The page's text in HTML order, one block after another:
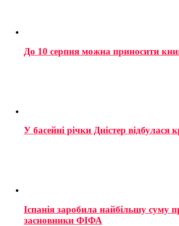
До 10 серпня можна приносити
У басейні річки Дністер відбулася
Іспанія заробила найбільшу суму
засновники ФІФА